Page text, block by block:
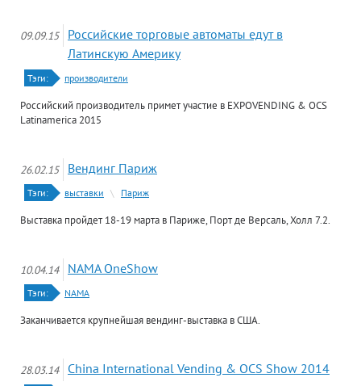
09.09.15
Российские торговые автоматы едут в
Латинскую Америку
Тэги: производители
Российский производитель примет участие в EXPOVENDING & OCS
Latinamerica 2015
26.02.15 Вендинг Париж
Тэги: выставки \ Париж
Выставка пройдет 18-19 марта в Париже, Порт де Версаль, Холл 7.2.
10.04.14 NAMA OneShow
Тэги: NAMA
Заканчивается крупнейшая вендинг-выставка в США.
28.03.14 China International Vending & OCS Show 2014